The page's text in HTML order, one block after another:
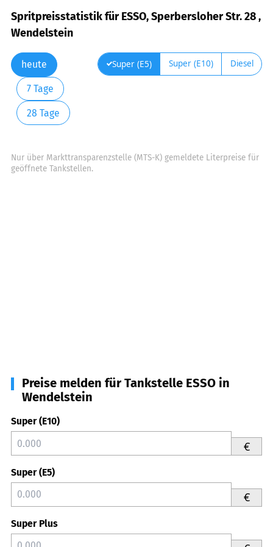
Spritpreisstatistik für ESSO, Sperbersloher Str. 28 ,
Wendelstein
heute
7 Tage
28 Tage
Super (E5) Super (E10) Diesel
Nur über Markttransparenzstelle (MTS-K) gemeldete Literpreise für
geöffnete Tankstellen.
Preise melden für Tankstelle ESSO in
Wendelstein
Super (E10)
€
Super (E5)
€
Super Plus